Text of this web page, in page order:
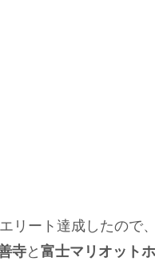
リート達成したので
寺と 富士マリオット